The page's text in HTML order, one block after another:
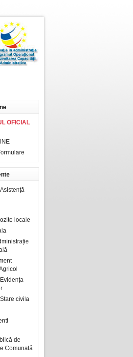
OFICIAL
locale
civila
de
Comunală